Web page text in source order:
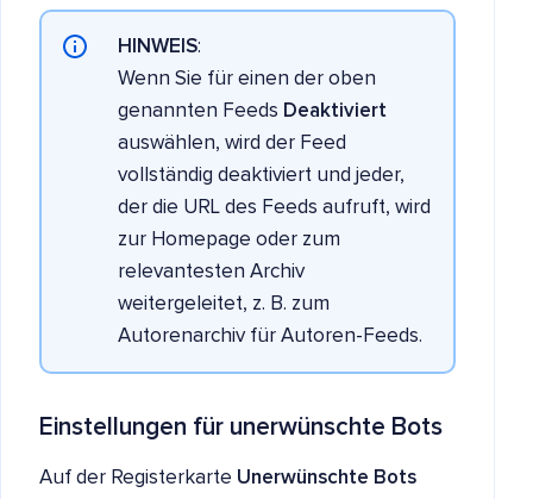
HINWEIS:
Wenn Sie für einen der oben
genannten Feeds Deaktiviert
auswählen, wird der Feed
vollständig deaktiviert und jeder,
der die URL des Feeds aufruft, wird
zur Homepage oder zum
relevantesten Archiv
weitergeleitet, z. B. zum
Autorenarchiv für Autoren-Feeds.
Einstellungen für unerwünschte Bots
Auf der Registerkarte Unerwünschte Bots